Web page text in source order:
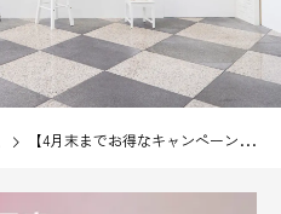
【4月末までお得なキャンペーンやってます】